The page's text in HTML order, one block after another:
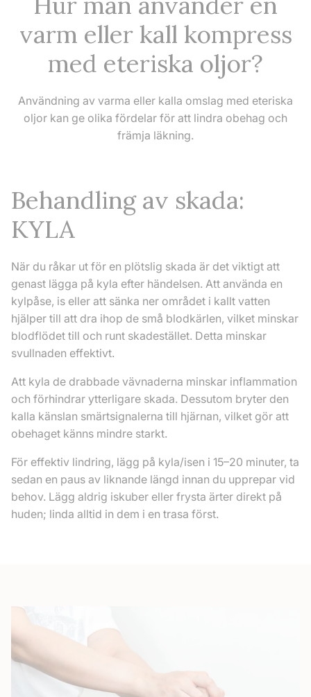
varm eller kall kompress
med eteriska oljor?
Användning av varma eller kalla omslag med eteriska
oljor kan ge olika fördelar för att lindra obehag och
främja läkning.
Behandling av skada:
KYLA
När du råkar ut för en plötslig skada är det viktigt att
genast lägga på kyla efter händelsen. Att använda en
kylpåse, is eller att sänka ner området i kallt vatten
hjälper till att dra ihop de små blodkärlen, vilket minskar
blodflödet till och runt skadestället. Detta minskar
svullnaden effektivt.
Att kyla de drabbade vävnaderna minskar inflammation
och förhindrar ytterligare skada. Dessutom bryter den
kalla känslan smärtsignalerna till hjärnan, vilket gör att
obehaget känns mindre starkt.
För effektiv lindring, lägg på kyla/isen i 15–20 minuter, ta
sedan en paus av liknande längd innan du upprepar vid
behov. Lägg aldrig iskuber eller frysta ärter direkt på
huden; linda alltid in dem i en trasa först.